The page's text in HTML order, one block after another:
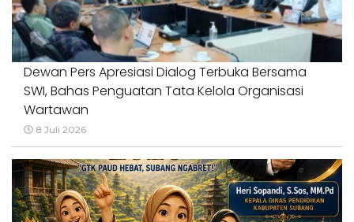
Dewan Pers Apresiasi Dialog Terbuka Bersama
SWI, Bahas Penguatan Tata Kelola Organisasi
Wartawan
8 Juli 2026